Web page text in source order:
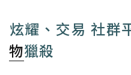
炫耀、交易 社群
物獵殺